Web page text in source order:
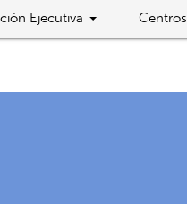
Ejecutiva Centros